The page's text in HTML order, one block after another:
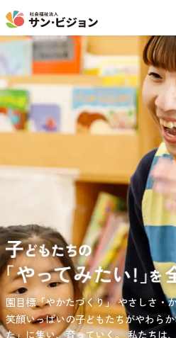
負担の少ない介護、ふれあいを大切に
介護を目指して。
愛知・岐阜・長野の3県下で38施設・
園目標「やかたづくり」やさしさ・
笑顔いっぱいの子どもたちがやわら
た」に集い、育っていく。私たちは
サンサン・スクール東山公園では、小
過ごせる環境を提供するとともに、
選択)などの学習面にも力を入れて行
NEW
年
特別養護老人ホーム
通所介護
グレイスフ
東京都世田谷区大蔵
お問い合わ